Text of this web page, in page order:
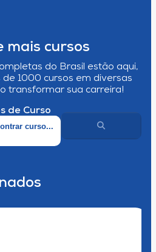
mais cursos
do Brasil estão aqui,
1000 cursos em diversas
transformar sua carreira!
de Curso